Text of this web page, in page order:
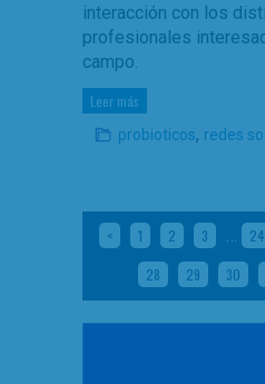
interacción con los
profesionales
campo.
Leer más
probioticos, redes
< 1 2 3 … 24
28 29 30